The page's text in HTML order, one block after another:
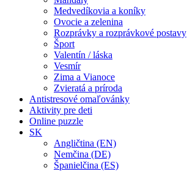
Medvedíkovia a koníky
Ovocie a zelenina
Rozprávky a rozprávkové postavy
Šport
Valentín / láska
Vesmír
Zima a Vianoce
Zvieratá a príroda
Antistresové omaľovánky
Aktivity pre deti
Online puzzle
SK
Angličtina (EN)
Nemčina (DE)
Španielčina (ES)